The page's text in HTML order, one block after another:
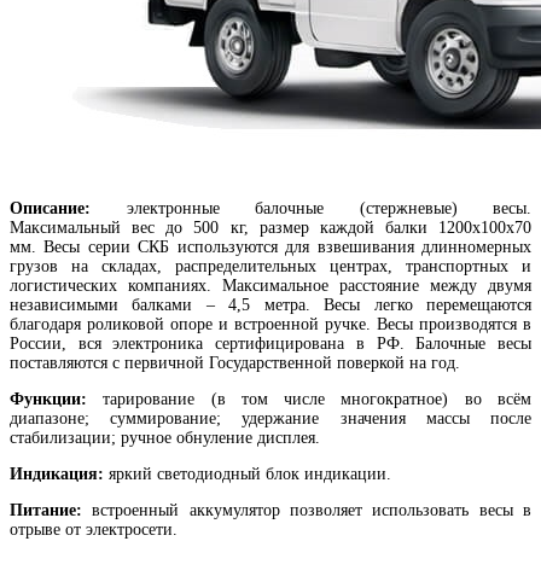
Описание: электронные балочные (стержневые) весы.
Максимальный вес до 500 кг, размер каждой балки 1200х100х70
мм. Весы серии СКБ используются для взвешивания длинномерных
грузов на складах, распределительных центрах, транспортных и
логистических компаниях. Максимальное расстояние между двумя
независимыми балками – 4,5 метра. Весы легко перемещаются
благодаря роликовой опоре и встроенной ручке. Весы производятся в
России, вся электроника сертифицирована в РФ. Балочные весы
поставляются с первичной Государственной поверкой на год.
Функции: тарирование (в том числе многократное) во всём
диапазоне; суммирование; удержание значения массы после
стабилизации; ручное обнуление дисплея.
Индикация: яркий светодиодный блок индикации.
Питание: встроенный аккумулятор позволяет использовать весы в
отрыве от электросети.